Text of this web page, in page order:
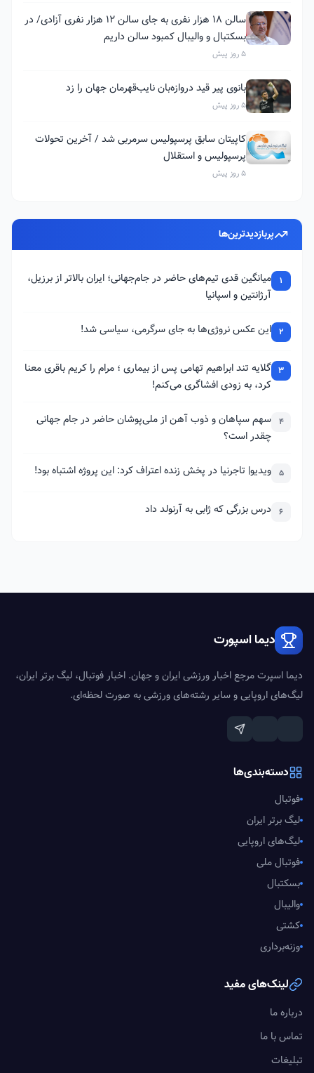
سالن ۱۸ هزار نفری به جای سالن ۱۲ هزار نفری آزادی/ در
بسکتبال و والیبال کمبود سالن داریم
5 روز پیش
بانوی پیر قید دروازه‌بان نایب‌قهرمان جهان را زد
5 روز پیش
کاپیتان سابق پرسپولیس سرمربی شد / آخرین تحولات
پرسپولیس و استقلال
5 روز پیش
پربازدیدترین‌ها
1
میانگین قدی تیم‌های حاضر در جام‌جهانی؛ ایران بالاتر از برزیل،
آرژانتین و اسپانیا
2 این عکس نروژی‌ها به جای سرگرمی، سیاسی شد!
3 گلایه تند ابراهیم تهامی پس از بیماری ؛ مرام را کریم باقری معنا
کرد، به زودی افشاگری می‌کنم!
4 سهم سپاهان و ذوب آهن از ملی‌پوشان حاضر در جام جهانی
چقدر است؟
5 ویدیو| تاجرنیا در پخش زنده اعتراف کرد: این پروژه اشتباه بود!
6 درس بزرگی که ژابی به آرنولد داد
دیما اسپورت
دیما اسپرت مرجع اخبار ورزشی ایران و جهان. اخبار فوتبال، لیگ برتر ایران،
لیگ‌های اروپایی و سایر رشته‌های ورزشی به صورت لحظه‌ای.
دسته‌بندی‌ها
فوتبال
لیگ برتر ایران
لیگ‌های اروپایی
فوتبال ملی
بسکتبال
والیبال
کشتی
وزنه‌برداری
لینک‌های مفید
درباره ما
تماس با ما
تبلیغات